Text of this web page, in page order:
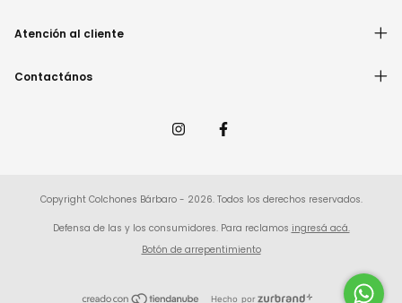
Atención al cliente
Contactános
Copyright Colchones Bárbaro - 2026. Todos los derechos reservados.
Defensa de las y los consumidores. Para reclamos ingresá acá.
Botón de arrepentimiento
Hecho por